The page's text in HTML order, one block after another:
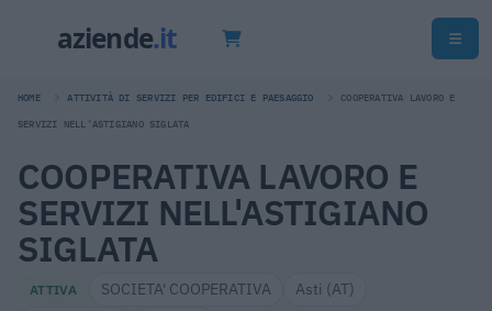
HOME ATTIVITÀ DI SERVIZI PER EDIFICI E PAESAGGIO COOPERATIVA LAVORO E
SERVIZI NELL'ASTIGIANO SIGLATA
COOPERATIVA LAVORO E
SERVIZI NELL'ASTIGIANO
SIGLATA
ATTIVA SOCIETA' COOPERATIVA
Asti (AT)